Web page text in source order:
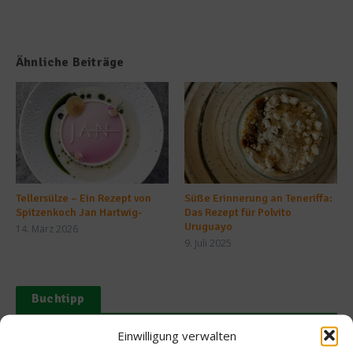
Einwilligung verwalten
Ähnliche Beiträge
Tellersülze – Ein Rezept von
Spitzenkoch Jan Hartwig-
14. März 2026
Süße Erinnerung an Teneriffa:
Das Rezept für Polvito
Uruguayo
9. Juli 2025
Buchtipp